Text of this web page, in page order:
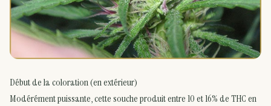
Début de la coloration (en extérieur)
Modérément puissante, cette souche produit entre 10 et 16% de THC en